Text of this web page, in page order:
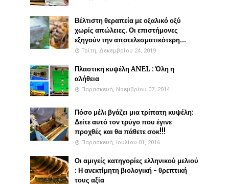
Βέλτιστη θεραπεία με οξαλικό οξύ
χωρίς απώλειες. Οι επιστήμονες
εξηγούν την αποτελεσματικότερη...
Τρίτη, Δεκεμβρίου 24, 2019
Πλαστικη κυψέλη ANEL : Όλη η
αλήθεια
Παρασκευή, Νοεμβρίου 07, 2014
Πόσο μέλι βγάζει μια τρίπατη κυψέλη:
Δείτε αυτό τον τρύγο που έγινε
προχθές και θα πάθετε σοκ!!!
Παρασκευή, Ιουλίου 01, 2016
Οι αμιγείς κατηγορίες ελληνικού μελιού
: Η ανεκτίμητη βιολογική - θρεπτική
τους αξία